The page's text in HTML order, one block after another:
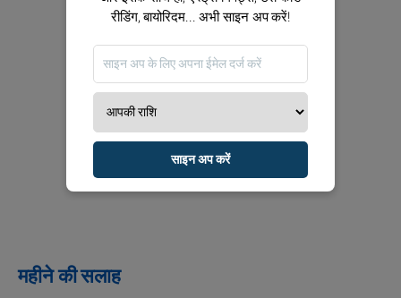
महीने की सलाह
रीडिंग, बायोरिदम... अभी साइन अप करें!
साइन अप करें